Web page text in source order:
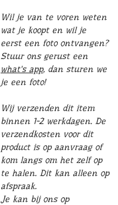
Wil je van te voren weten
wat je koopt en wil je
eerst een foto ontvangen?
Stuur ons gerust een
what's app, dan sturen we
je een foto!
Wij verzenden dit item
binnen 1-2 werkdagen. De
verzendkosten voor dit
product is op aanvraag of
kom langs om het zelf op
te halen. Dit kan alleen op
afspraak.
Je kan bij ons op